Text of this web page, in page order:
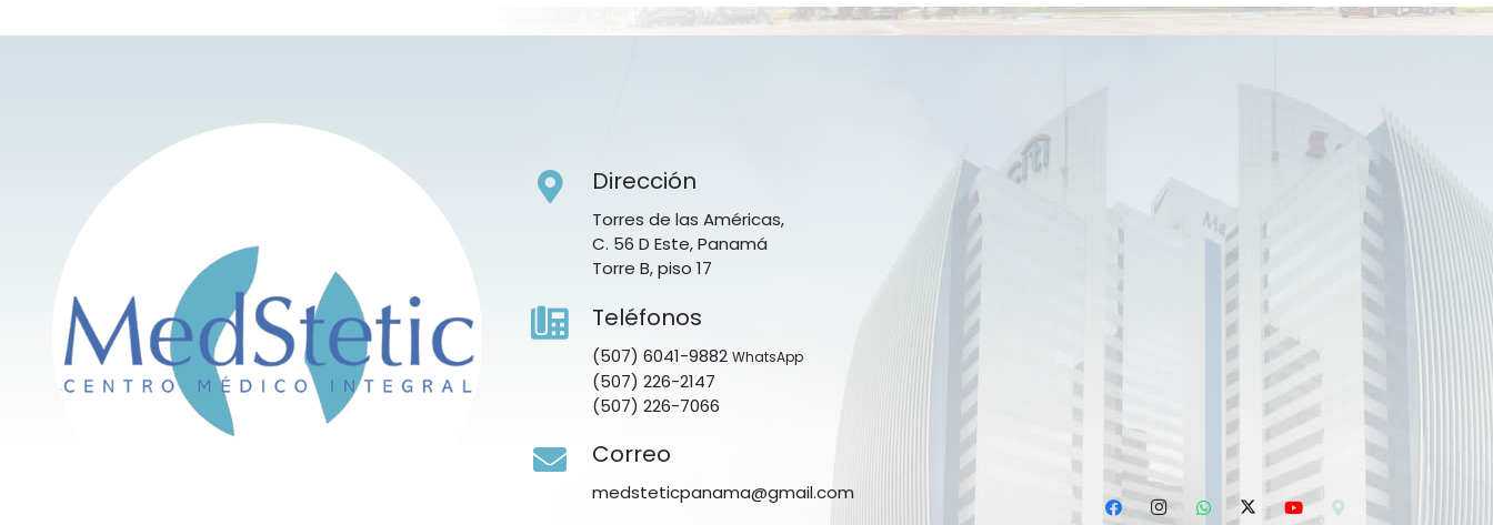
Dirección
Torres de las Américas,
C. 56 D Este, Panamá
Torre B, piso 17
Teléfonos
(507) 6041-9882 WhatsApp
(507) 226-2147
(507) 226-7066
Correo
medsteticpanama@gmail.com